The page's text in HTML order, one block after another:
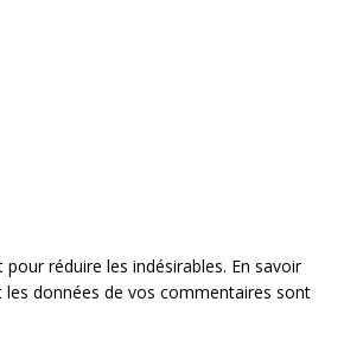
réduire les indésirables. En savoir
données de vos commentaires sont